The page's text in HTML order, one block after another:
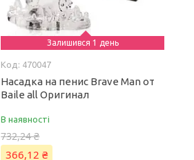
Залишився 1 день
470047
Насадка на пенис Brave Man от
Baile all Оригинал
В наявності
732,24 ₴
366,12 ₴